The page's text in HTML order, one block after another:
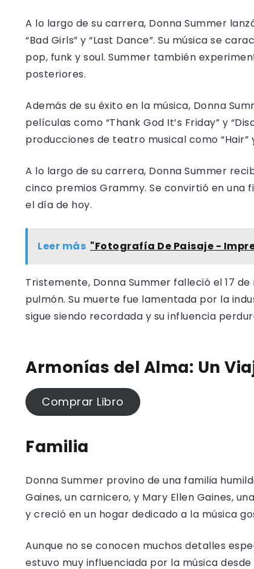
A lo largo de su carrera, Donna Summer
“Bad Girls” y “Last Dance”. Su música se
pop, funk y soul. Summer también
posteriores.
Además de su éxito en la música, Donna
películas como “Thank God It’s Friday” y
producciones de teatro musical como “Hair”
A lo largo de su carrera, Donna Summer
cinco premios Grammy. Se convirtió en una
el día de hoy.
Leer más "Fotografía De Paisaje -
Tristemente, Donna Summer falleció el 17
pulmón. Su muerte fue lamentada por la
sigue siendo recordada y su influencia
Armonías del Alma: Un
Comprar Libro
Familia
Donna Summer provino de una familia
Gaines, un carnicero, y Mary Ellen Gaines,
y creció en un hogar dedicado a la música
Aunque no se conocen muchos detalles
estuvo muy influenciada por la música